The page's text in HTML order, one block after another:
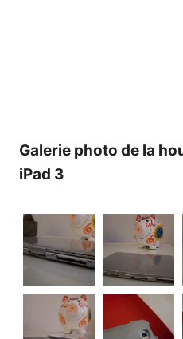
Galerie photo de la
iPad 3